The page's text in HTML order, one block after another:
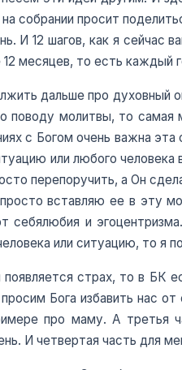
собрании просит
И 12 шагов, как я сейчас
месяцев, то есть каждый
дальше про духовный
поводу молитвы, то
с Богом очень важна
или любого человека
перепоручить, а Он
вставляю ее в эту
себялюбия и
или ситуацию, то я
страх, то в БК
Бога избавить нас
про маму. А третья
И четвертая часть для